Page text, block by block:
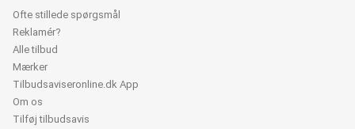
Ofte stillede spørgsmål
Reklamér?
Alle tilbud
Mærker
Tilbudsaviseronline.dk App
Om os
Tilføj tilbudsavis